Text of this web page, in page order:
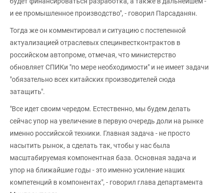
и ее промышленное производство", - говорил Парсаданян.
Тогда же он комментировал и ситуацию с постепенной
актуализацией отраслевых специнвестконтрактов в
российском автопроме, отмечая, что министерство
обновляет СПИКи "по мере необходимости" и не имеет задачи
"обязательно всех китайских производителей сюда
затащить".
"Все идет своим чередом. Естественно, мы будем делать
сейчас упор на увеличение в первую очередь доли на рынке
именно российской техники. Главная задача - не просто
насытить рынок, а сделать так, чтобы у нас была
масштабируемая компонентная база. Основная задача и
упор на ближайшие годы - это именно усиление наших
компетенций в компонентах", - говорил глава департамента